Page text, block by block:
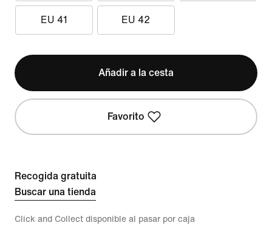
EU 41 EU 42
Añadir a la cesta
Favorito
Recogida gratuita
Buscar una tienda
Click and Collect disponible al pasar por caja